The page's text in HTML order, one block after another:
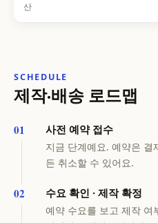
산
SCHEDULE
제작·배송 로드맵
사전 예약 접수
지금 단계예요. 예약은 결
든 취소할 수 있어요.
수요 확인 · 제작 확정
예약 수요를 보고 제작 여